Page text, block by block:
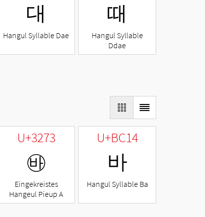
대
Hangul Syllable Dae
때
Hangul Syllable
Ddae
U+3273
㉳
Eingekreistes
Hangeul Pieup A
U+BC14
바
Hangul Syllable Ba